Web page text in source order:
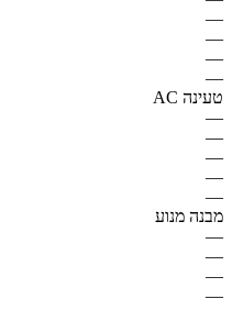
—
—
—
—
טעינה AC
—
—
—
—
—
מבנה מנוע
—
—
—
—